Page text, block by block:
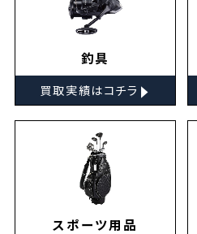
釣具
買取実績はコチラ ▸
スポーツ用品